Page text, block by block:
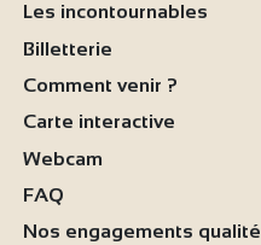
Les incontournables
Billetterie
Comment venir ?
Carte interactive
Webcam
FAQ
Nos engagements qualité